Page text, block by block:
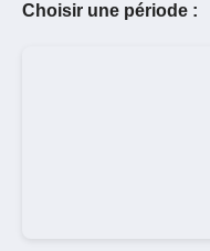
Choisir une période :